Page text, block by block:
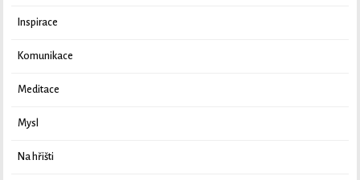
Inspirace
Komunikace
Meditace
Mysl
Na hřišti